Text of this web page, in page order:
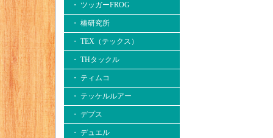
・ ツッガーFROG
・ 椿研究所
・ TEX（テックス）
・ THタックル
・ ティムコ
・ テッケルルアー
・ デプス
・ デュエル